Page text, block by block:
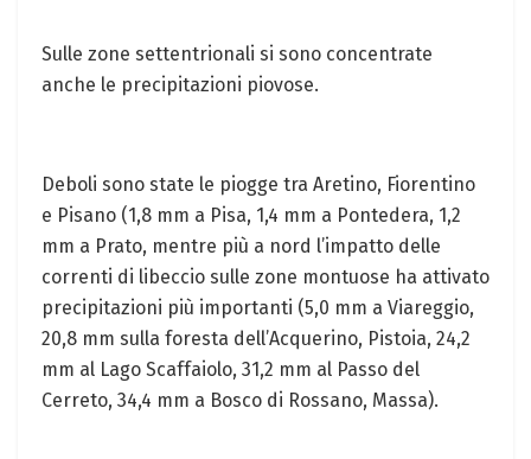
Sulle zone settentrionali si sono concentrate
anche le precipitazioni piovose.
Deboli sono state le piogge tra Aretino, Fiorentino
e Pisano (1,8 mm a Pisa, 1,4 mm a Pontedera, 1,2
mm a Prato, mentre più a nord l’impatto delle
correnti di libeccio sulle zone montuose ha attivato
precipitazioni più importanti (5,0 mm a Viareggio,
20,8 mm sulla foresta dell’Acquerino, Pistoia, 24,2
mm al Lago Scaffaiolo, 31,2 mm al Passo del
Cerreto, 34,4 mm a Bosco di Rossano, Massa).